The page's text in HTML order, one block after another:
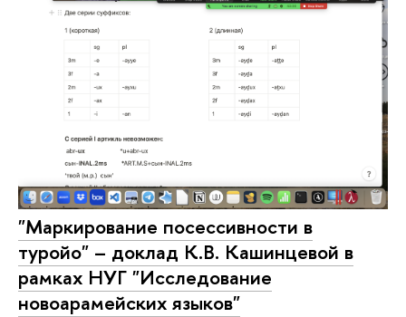
"Маркирование посессивности в
туройо" – доклад К.В. Кашинцевой в
рамках НУГ "Исследование
новоарамейских языков"